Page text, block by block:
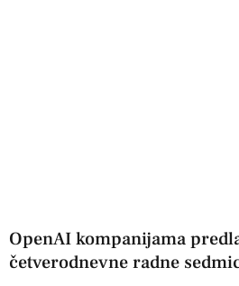
OpenAI kompanijama
četverodnevne radne